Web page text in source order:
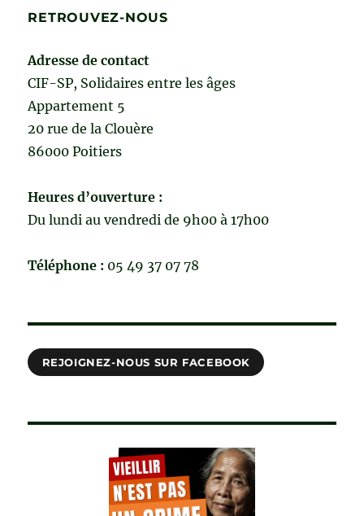
RETROUVEZ-NOUS
Adresse de contact
CIF-SP, Solidaires entre les âges
Appartement 5
20 rue de la Clouère
86000 Poitiers
Heures d’ouverture :
Du lundi au vendredi de 9h00 à 17h00
Téléphone : 05 49 37 07 78
REJOIGNEZ-NOUS SUR FACEBOOK